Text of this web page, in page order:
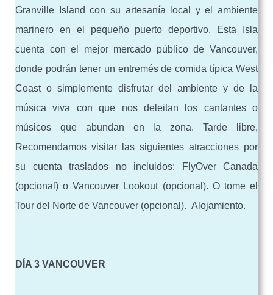
Granville Island con su artesanía local y el ambiente
marinero en el pequeño puerto deportivo. Esta Isla
cuenta con el mejor mercado público de Vancouver,
donde podrán tener un entremés de comida típica West
Coast o simplemente disfrutar del ambiente y de la
música viva con que nos deleitan los cantantes o
músicos que abundan en la zona. Tarde libre,
Recomendamos visitar las siguientes atracciones por
su cuenta traslados no incluidos: FlyOver Canada
(opcional) o Vancouver Lookout (opcional). O tome el
Tour del Norte de Vancouver (opcional). Alojamiento.
DÍA 3 VANCOUVER